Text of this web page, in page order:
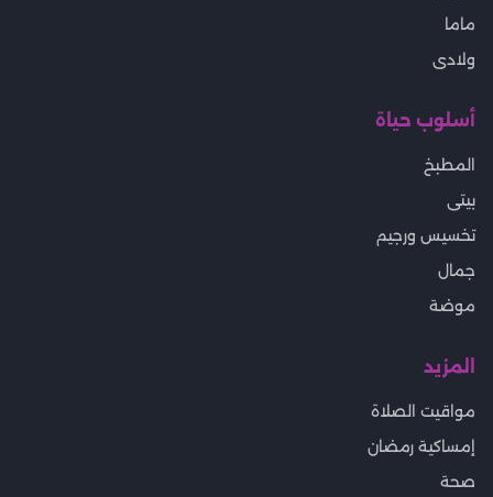
ماما
ولادى
أسلوب حياة
المطبخ
بيتى
تخسيس ورجيم
جمال
موضة
المزيد
مواقيت الصلاة
إمساكية رمضان
صحة